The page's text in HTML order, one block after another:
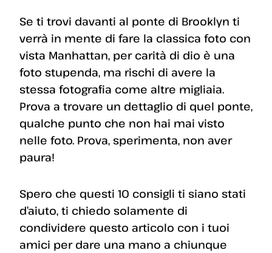
Se ti trovi davanti al ponte di Brooklyn ti
verrà in mente di fare la classica foto con
vista Manhattan, per carità di dio è una
foto stupenda, ma rischi di avere la
stessa fotografia come altre migliaia.
Prova a trovare un dettaglio di quel ponte,
qualche punto che non hai mai visto
nelle foto. Prova, sperimenta, non aver
paura!
Spero che questi 10 consigli ti siano stati
d’aiuto, ti chiedo solamente di
condividere questo articolo con i tuoi
amici per dare una mano a chiunque